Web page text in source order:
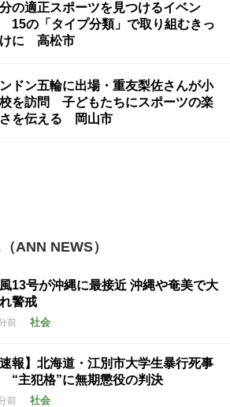
の適正スポーツを見つけるイベン
15の「タイプ分類」で取り組むきっ
に 高松市
ドン五輪に出場・重友梨佐さんが小
を訪問 子どもたちにスポーツの楽
さを伝える 岡山市
ANN NEWS）
13号が沖縄に最接近 沖縄や奄美で大
警戒
前 社会
速報】北海道・江別市大学生暴行死事
“主犯格”に無期懲役の判決
前 社会